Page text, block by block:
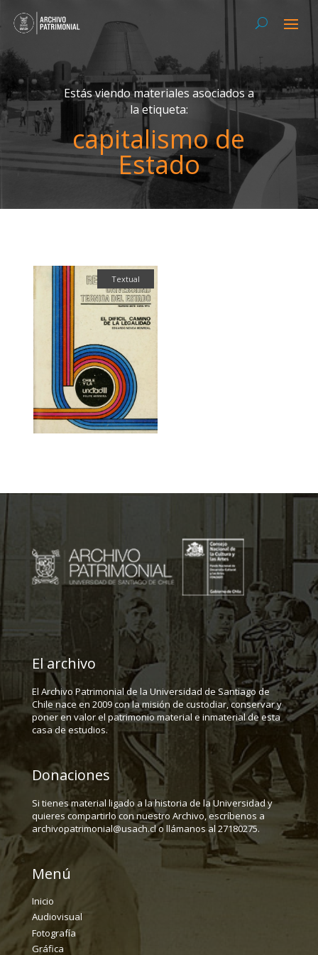
Estás viendo materiales asociados a
la etiqueta:
capitalismo de
Estado
Textual
El archivo
El Archivo Patrimonial de la Universidad de Santiago de
Chile nace en 2009 con la misión de custodiar, conservar y
poner en valor el patrimonio material e inmaterial de esta
casa de estudios.
Donaciones
Si tienes material ligado a la historia de la Universidad y
quieres compartirlo con nuestro Archivo, escríbenos a
archivopatrimonial@usach.cl o llámanos al 27180275.
Menú
Inicio
Audiovisual
Fotografía
Gráfica